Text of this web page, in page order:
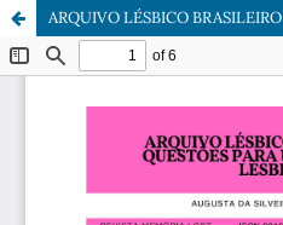
ARQUIVO LÉSBICO BRASILEIRO